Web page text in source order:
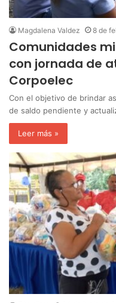
Magdalena Valdez 8 de
Comunidades
con jornada de
Corpoelec
Con el objetivo de brindar
de saldo pendiente y
Leer más »